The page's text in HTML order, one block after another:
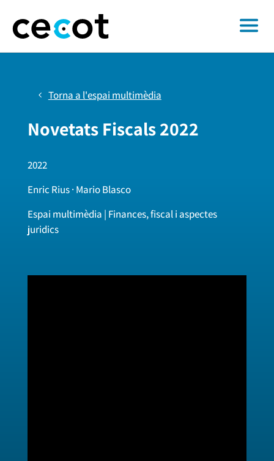
Torna a l'espai multimèdia
Novetats Fiscals 2022
2022
Enric Rius · Mario Blasco
Espai multimèdia | Finances, fiscal i aspectes
juridics